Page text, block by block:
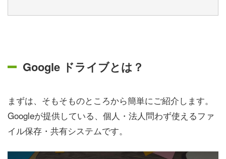
Google ドライブとは？
まずは、そもそものところから簡単にご紹介します。
Googleが提供している、個人・法人問わず使えるファ
イル保存・共有システムです。